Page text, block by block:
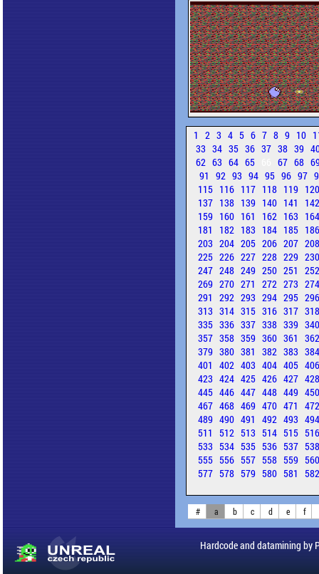
1 2 3 4 5 6 7 8 9 10
33 34 35 36 37 38 39
62 63 64 65 67 68
91 92 93 94 95 96 97
115 116 117 118 119
137 138 139 140 141
159 160 161 162 163
181
182 183 184 185
203 204 205 206 207
225 226 227 228 229
247 248 249 250 251
269 270 271 272 273
291 292 293 294 295
313 314 315 316 317
335 336 337 338 339
357 358 359 360 361
379 380 381 382 383
401 402 403 404 405
423 424 425 426 427
445 446 447 448 449
467 468 469 470 471
489 490 491 492 493
511 512 513 514 515
533 534 535 536 537
555 556 557 558 559
577 578 579 580 581
# a b c d e f
Hardcode and datamining by